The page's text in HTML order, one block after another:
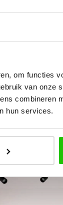
om functies
van onze
combineren
hun services.